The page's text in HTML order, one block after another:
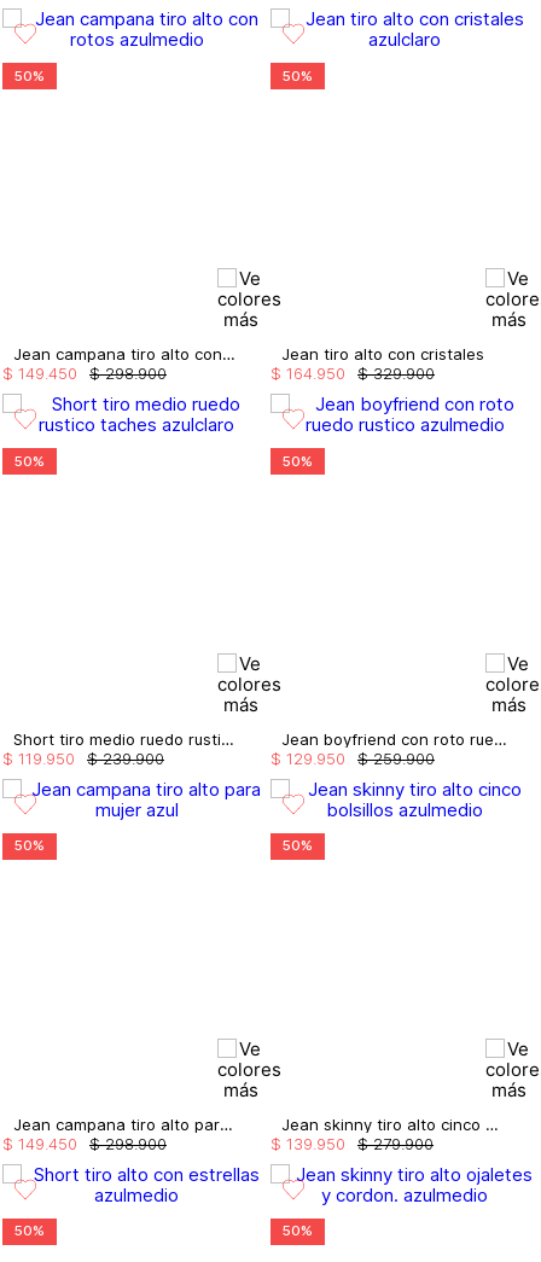
50%
Jean campana tiro alto con rotos
$ 298.900
$ 149 450
50%
Jean tiro alto con cristales
$ 329.900
$ 164 950
50%
Short tiro medio ruedo rustico taches
$ 239.900
$ 119 950
50%
Jean boyfriend con roto ruedo rustico
$ 259.900
$ 129 950
50%
Jean campana tiro alto para mujer
$ 298.900
$ 149 450
50%
Jean skinny tiro alto cinco bolsillos
$ 279.900
$ 139 950
50% 50%